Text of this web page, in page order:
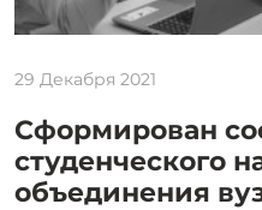
29 Декабря 2021
Сформирован
студенческого
объединения